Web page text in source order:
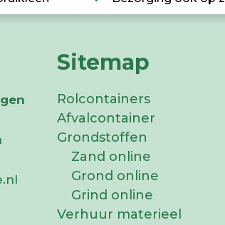
Sitemap
Rolcontainers
Afvalcontainer
Grondstoffen
Zand online
Grond online
Grind online
Verhuur materieel